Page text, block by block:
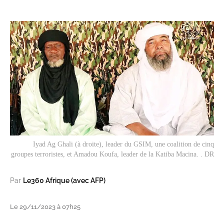
Iyad Ag Ghali (à droite), leader du GSIM, une coalition de cinq
groupes terroristes, et Amadou Koufa, leader de la Katiba Macina. . DR
Par Le360 Afrique (avec AFP)
Le 29/11/2023 à 07h25